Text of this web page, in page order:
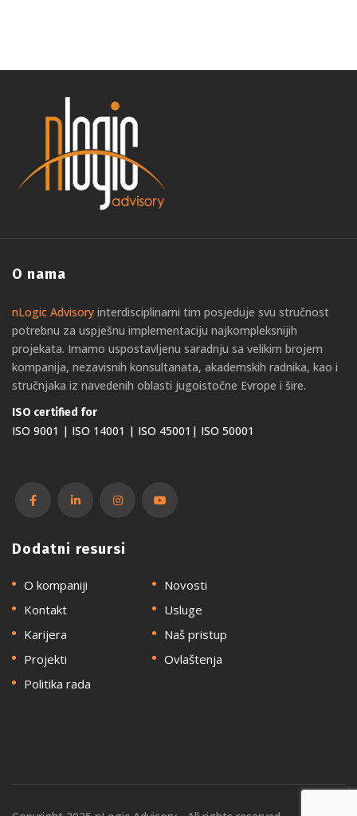
O nama
nLogic Advisory interdisciplinarni tim posjeduje svu stručnost
potrebnu za uspješnu implementaciju najkompleksnijih
projekata. Imamo uspostavljenu saradnju sa velikim brojem
kompanija, nezavisnih konsultanata, akademskih radnika, kao i
stručnjaka iz navedenih oblasti jugoistočne Evrope i šire.
ISO certified for
ISO 9001 | ISO 14001 | ISO 45001| ISO 50001
Dodatni resursi
O kompaniji
Novosti
Kontakt
Usluge
Karijera
Naš pristup
Projekti
Ovlaštenja
Politika rada